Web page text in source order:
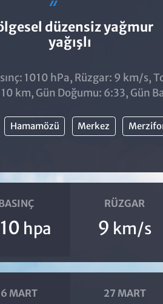
düzensiz yağmur
yağışlı
1010 hPa, Rüzgar: 9 km/s,
km, Gün Doğumu: 6:33, Gün
Hamamözü Merkez
hpa
RÜZGAR
9 km/s
MART 27 MART